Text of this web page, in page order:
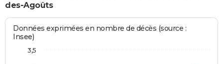
des-Agoûts
Données exprimées en nombre de décès (source :
Insee)
3,5